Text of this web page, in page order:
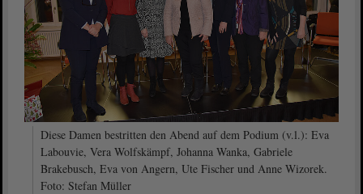
Diese Damen bestritten den Abend auf dem Podium (v.l.): Eva
Labouvie, Vera Wolfskämpf, Johanna Wanka, Gabriele
Brakebusch, Eva von Angern, Ute Fischer und Anne Wizorek.
Foto: Stefan Müller